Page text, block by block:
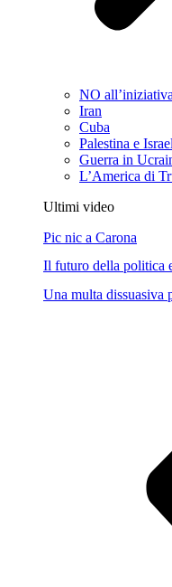
NO
Iran
Cuba
Palestina e
Guerra in
L’America di
Ultimi video
Pic nic a Carona
Il futuro della politica
Una multa dissuasiva